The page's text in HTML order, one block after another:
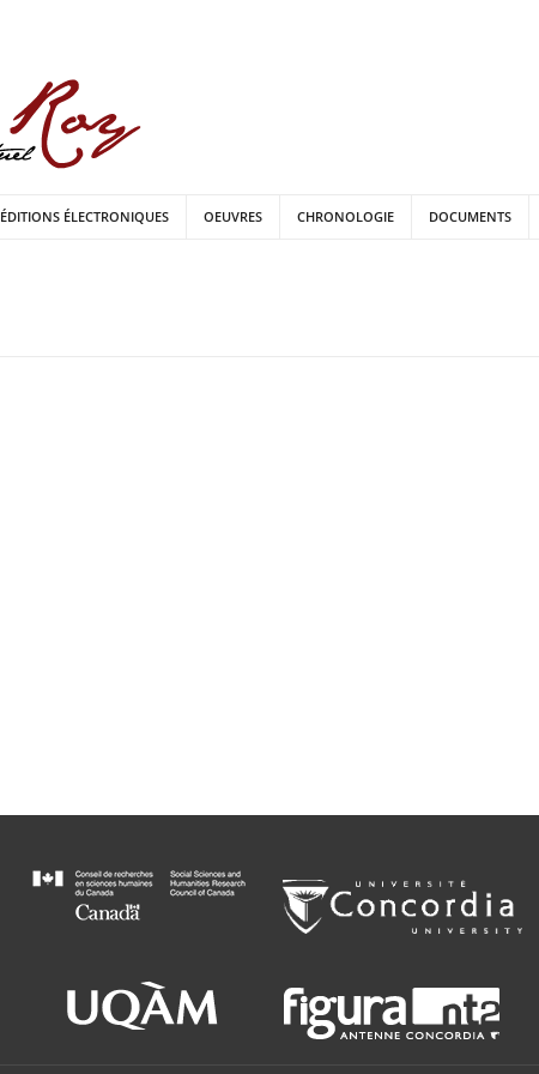
ÉDITIONS ÉLECTRONIQUES OEUVRES CHRONOLOGIE DOCUMENTS